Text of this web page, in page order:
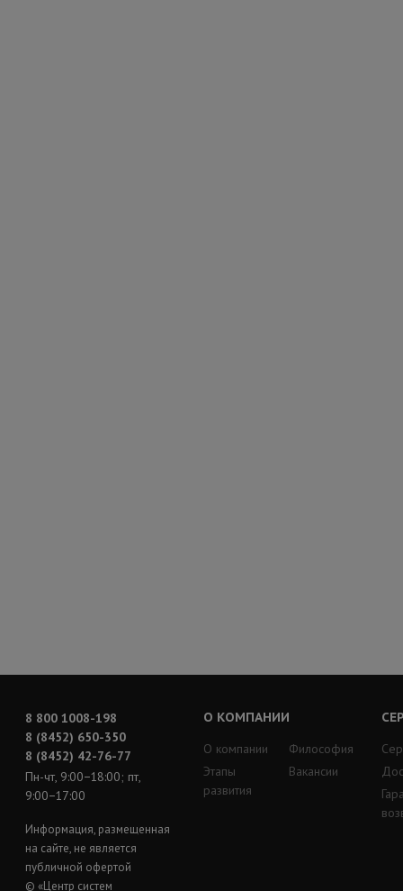
8 800 1008-198
8 (8452) 650-350
8 (8452) 42-76-77
Пн-чт, 9:00−18:00; пт,
9:00−17:00
Информация, размещенная
на сайте, не является
публичной офертой
© «Центр систем
О КОМПАНИИ
О компании
Этапы
развития
Философия
Вакансии